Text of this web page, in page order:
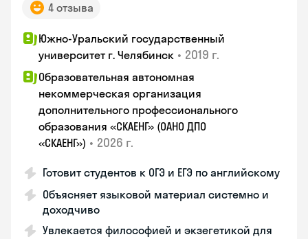
4 отзыва
Южно-Уральский государственный
университет г. Челябинск • 2019 г.
Образовательная автономная
некоммерческая организация
дополнительного профессионального
образования «СКАЕНГ» (ОАНО ДПО
«СКАЕНГ») • 2026 г.
Готовит студентов к ОГЭ и ЕГЭ по английскому
Объясняет языковой материал системно и
доходчиво
Увлекается философией и экзегетикой для